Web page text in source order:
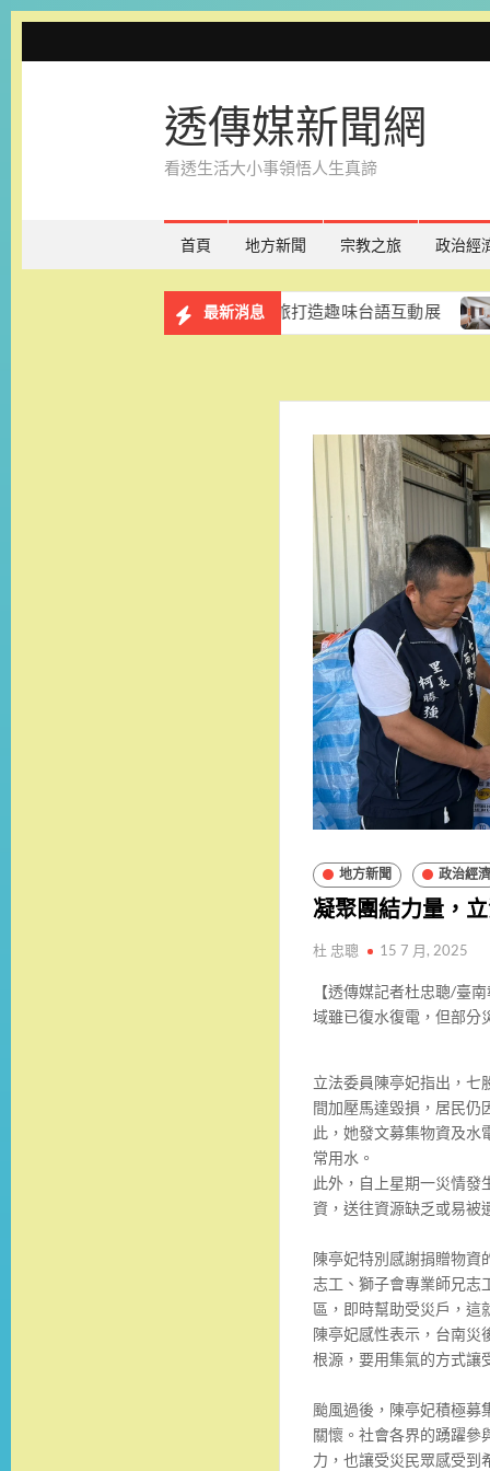
to
透傳媒新聞網
看透生活大小事領悟人生真諦
首頁 地方新聞 宗教之旅 政治經
最新消息
展出一年 台南老爺行旅打造趣味台語互動展 和逸飯
地方新聞 政治經濟
凝聚團結力量，
杜 忠聰 15 7 月, 2025
【透傳媒記者杜忠聰/臺南
域雖已復水復電，但部分
立法委員陳亭妃指出，七
間加壓馬達毀損，居民仍
此，她發文募集物資及水
常用水。
此外，自上星期一災情發
資，送往資源缺乏或易被
陳亭妃特別感謝捐贈物資
志工、獅子會專業師兄志
區，即時幫助受災戶，這
陳亭妃感性表示，台南災
根源，要用集氣的方式讓
颱風過後，陳亭妃積極募
關懷。社會各界的踴躍參
力，也讓受災民眾感受到